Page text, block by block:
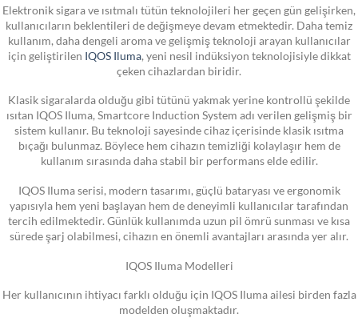
Elektronik sigara ve ısıtmalı tütün teknolojileri her geçen gün gelişirken,
kullanıcıların beklentileri de değişmeye devam etmektedir. Daha temiz
kullanım, daha dengeli aroma ve gelişmiş teknoloji arayan kullanıcılar
için geliştirilen IQOS Iluma, yeni nesil indüksiyon teknolojisiyle dikkat
çeken cihazlardan biridir.
Klasik sigaralarda olduğu gibi tütünü yakmak yerine kontrollü şekilde
ısıtan IQOS Iluma, Smartcore Induction System adı verilen gelişmiş bir
sistem kullanır. Bu teknoloji sayesinde cihaz içerisinde klasik ısıtma
bıçağı bulunmaz. Böylece hem cihazın temizliği kolaylaşır hem de
kullanım sırasında daha stabil bir performans elde edilir.
IQOS Iluma serisi, modern tasarımı, güçlü bataryası ve ergonomik
yapısıyla hem yeni başlayan hem de deneyimli kullanıcılar tarafından
tercih edilmektedir. Günlük kullanımda uzun pil ömrü sunması ve kısa
sürede şarj olabilmesi, cihazın en önemli avantajları arasında yer alır.
IQOS Iluma Modelleri
Her kullanıcının ihtiyacı farklı olduğu için IQOS Iluma ailesi birden fazla
modelden oluşmaktadır.